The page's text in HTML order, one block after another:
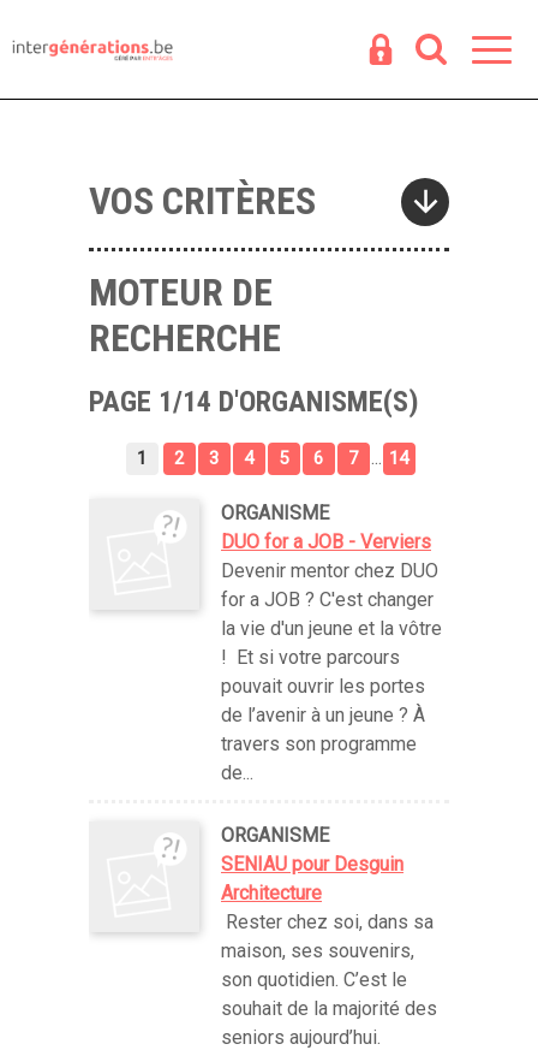
VOS CRITÈRES
MOTEUR DE
RECHERCHE
PAGE 1/14 D'ORGANISME(S)
1 2 3 4 5 6 7 ... 14
ORGANISME
DUO for a JOB - Verviers
Devenir mentor chez DUO
for a JOB ? C'est changer
la vie d'un jeune et la vôtre
! Et si votre parcours
pouvait ouvrir les portes
de l’avenir à un jeune ? À
travers son programme
de...
ORGANISME
SENIAU pour Desguin
Architecture
Rester chez soi, dans sa
maison, ses souvenirs,
son quotidien. C’est le
souhait de la majorité des
seniors aujourd’hui.